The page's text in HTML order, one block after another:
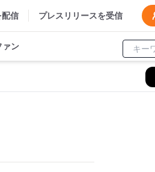
配信 プレスリリースを受信
ァン